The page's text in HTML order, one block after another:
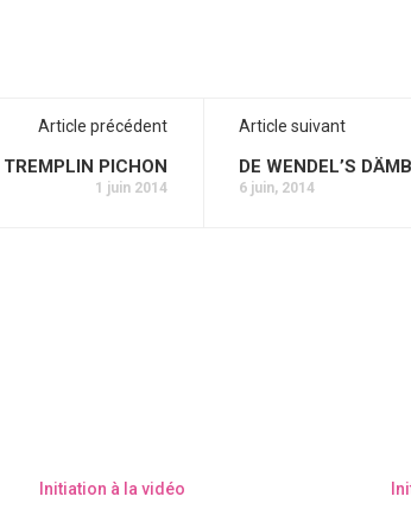
Article précédent
TREMPLIN PICHON
1 juin 2014
Article suivant
DE WENDEL’S
6 juin, 2014
Initiation à la vidéo